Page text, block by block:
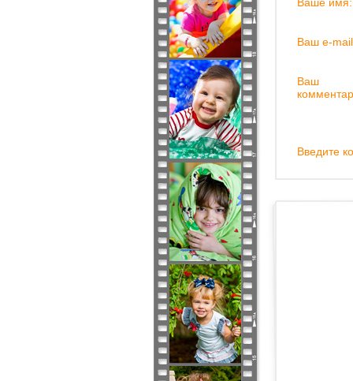
Ваш e-
Ваш
Введите